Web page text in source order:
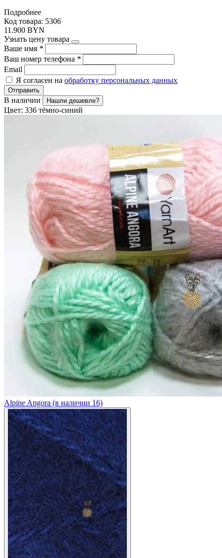
Подробнее
Код товара: 5306
11.900 BYN
Узнать цену товара
Ваше имя *
Ваш номер телефона *
Email
Я согласен на обработку персональных данных
Отправить
В наличии Нашли дешевле?
Цвет: 336 тёмно-синий
Alpine Angora (в наличии 16)